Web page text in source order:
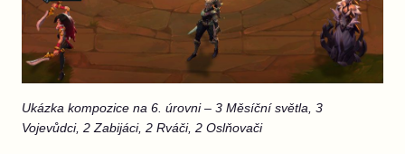
Ukázka kompozice na 6. úrovni – 3 Měsíční světla, 3
Vojevůdci, 2 Zabijáci, 2 Rváči, 2 Oslňovači